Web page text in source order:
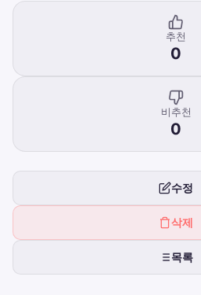
추천
0
비추천
0
수정
삭제
목록